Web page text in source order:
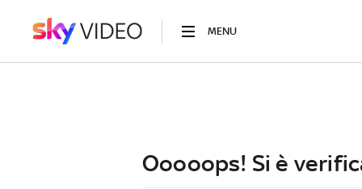
MENU
Ooooops! Si è